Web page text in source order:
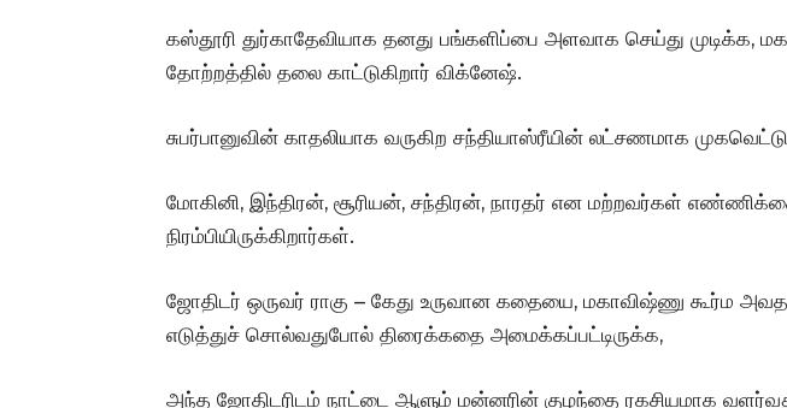
கஸ்தூரி துர்காதேவியாக தனது பங்களிப்பை அளவாக செய்து முடிக்க,
தோற்றத்தில் தலை காட்டுகிறார் விக்னேஷ்.
சுபர்பானுவின் காதலியாக வருகிற சந்தியாஸ்ரீயின் லட்சணமாக முகவெட்டு
மோகினி, இந்திரன், சூரியன், சந்திரன், நாரதர் என மற்றவர்கள்
நிரம்பியிருக்கிறார்கள்.
ஜோதிடர் ஒருவர் ராகு – கேது உருவான கதையை, மகாவிஷ்ணு கூர்ம
எடுத்துச் சொல்வதுபோல் திரைக்கதை அமைக்கப்பட்டிருக்க,
அந்த ஜோதிடரிடம் நாட்டை ஆளும் மன்னரின் குழந்தை ரகசியமாக